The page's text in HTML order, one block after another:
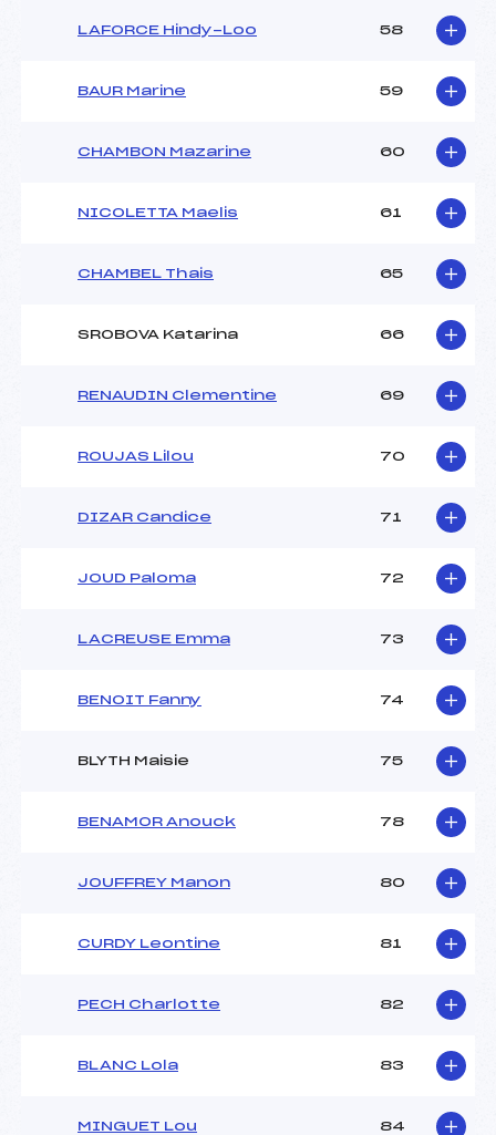
LAFORCE Hindy-Loo 58
BAUR Marine 59
CHAMBON Mazarine 60
NICOLETTA Maelis 61
CHAMBEL Thais 65
SROBOVA Katarina 66
RENAUDIN Clementine 69
ROUJAS Lilou 70
DIZAR Candice 71
JOUD Paloma 72
LACREUSE Emma 73
BENOIT Fanny 74
BLYTH Maisie 75
BENAMOR Anouck 78
JOUFFREY Manon 80
CURDY Leontine 81
PECH Charlotte 82
BLANC Lola 83
MINGUET Lou 84